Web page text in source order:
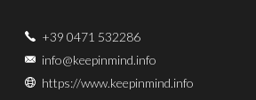
+39 0471 532286
info@keepinmind.info
https://www.keepinmind.info